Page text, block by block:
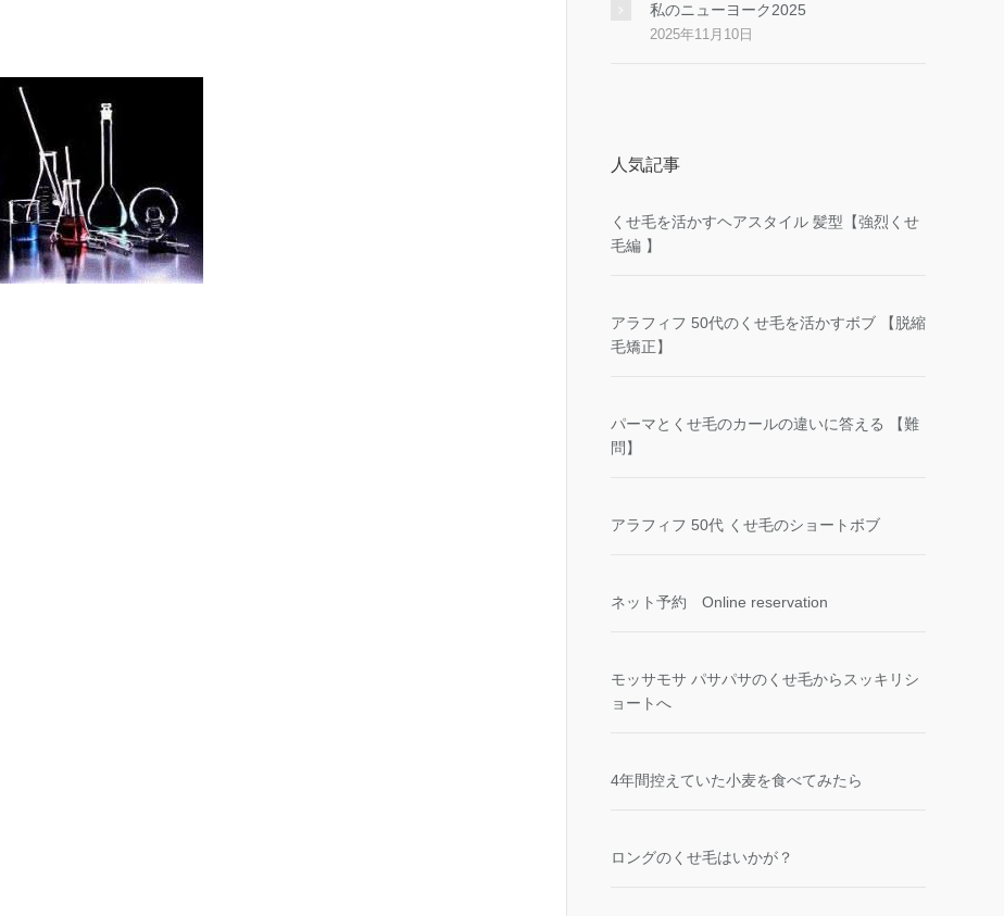
私のニューヨーク2025
2025年11月10日
人気記事
くせ毛を活かすヘアスタイル 髪型【強烈くせ
毛編 】
アラフィフ 50代のくせ毛を活かすボブ 【脱縮
毛矯正】
パーマとくせ毛のカールの違いに答える 【難
問】
アラフィフ 50代 くせ毛のショートボブ
ネット予約 Online reservation
モッサモサ パサパサのくせ毛からスッキリシ
ョートへ
4年間控えていた小麦を食べてみたら
ロングのくせ毛はいかが？